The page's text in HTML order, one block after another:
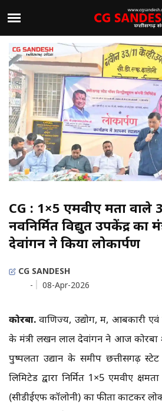
CG : 1×5 एमवीए क्षमता
नवनिर्मित विद्युत उपकेंद्र का
देवांगन ने किया लोकार्पण
CG SANDESH
-
08-Apr-2026
कोरबा.वाणिज्य, उद्योग, श्रम, आबकारी
के मंत्री लखन लाल देवांगन ने आज
पुष्पलता उद्यान के समीप छत्तीसगढ़ स्टेट
लिमिटेड द्वारा निर्मित 1×5 एमवीए
(सीडीईएफ कॉलोनी) का फीता काटकर